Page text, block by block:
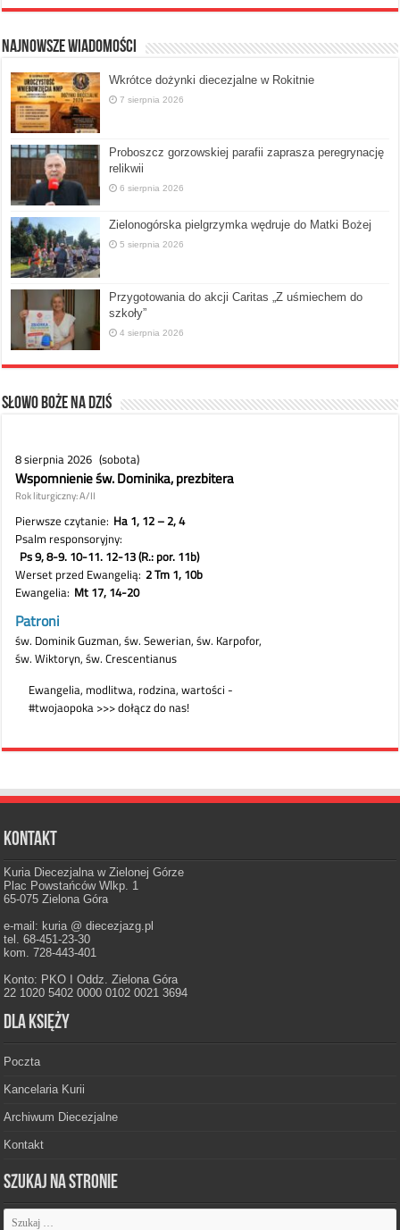
Najnowsze Wiadomości
Wkrótce dożynki diecezjalne w Rokitnie
7 sierpnia 2026
Proboszcz gorzowskiej parafii zaprasza peregrynację
relikwii
6 sierpnia 2026
Zielonogórska pielgrzymka wędruje do Matki Bożej
5 sierpnia 2026
Przygotowania do akcji Caritas „Z uśmiechem do
szkoły”
4 sierpnia 2026
Słowo Boże na dziś
Kontakt
Kuria Diecezjalna w Zielonej Górze
Plac Powstańców Wlkp. 1
65-075 Zielona Góra
e-mail: kuria @ diecezjazg.pl
tel. 68-451-23-30
kom. 728-443-401
Konto: PKO I Oddz. Zielona Góra
22 1020 5402 0000 0102 0021 3694
Dla księży
Poczta
Kancelaria Kurii
Archiwum Diecezjalne
Kontakt
Szukaj na stronie